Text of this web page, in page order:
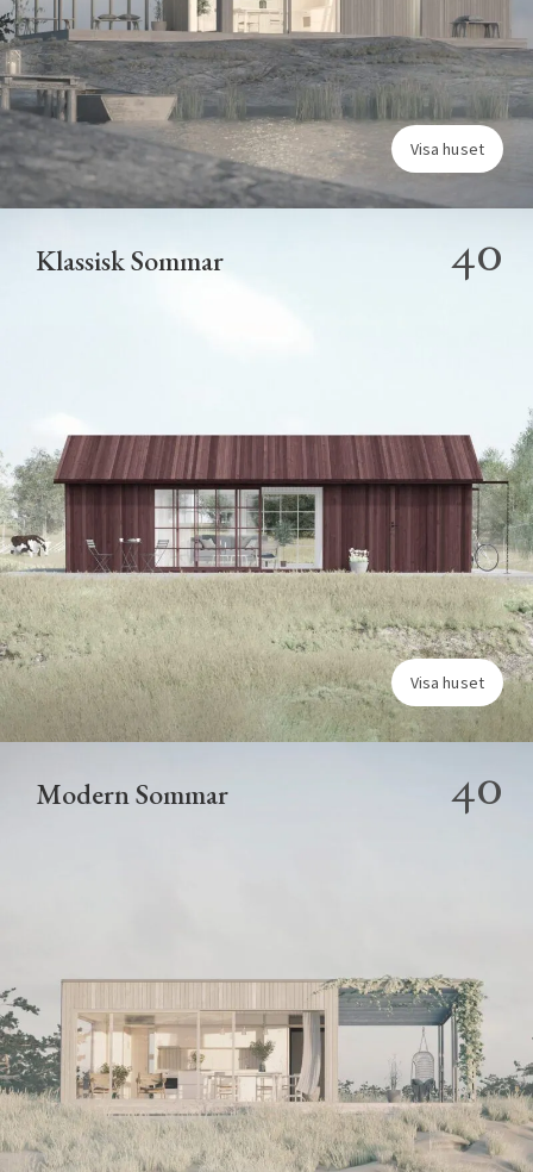
Visa huset
Klassisk Sommar 40
Visa huset
Modern Sommar 40